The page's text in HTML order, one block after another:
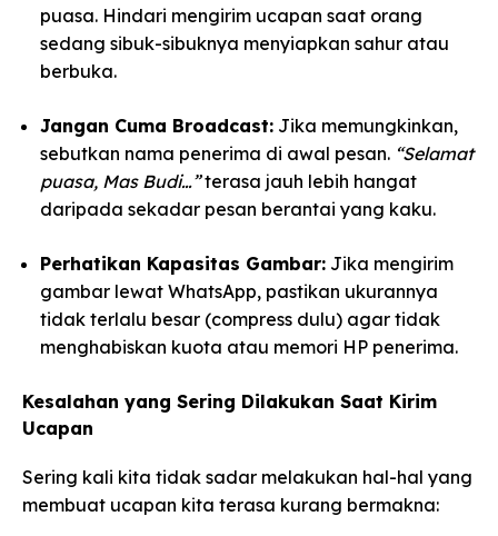
puasa. Hindari mengirim ucapan saat orang
sedang sibuk-sibuknya menyiapkan sahur atau
berbuka.
Jangan Cuma Broadcast: Jika memungkinkan,
sebutkan nama penerima di awal pesan. “Selamat
puasa, Mas Budi…”terasa jauh lebih hangat
daripada sekadar pesan berantai yang kaku.
Perhatikan Kapasitas Gambar: Jika mengirim
gambar lewat WhatsApp, pastikan ukurannya
tidak terlalu besar (compress dulu) agar tidak
menghabiskan kuota atau memori HP penerima.
Kesalahan yang Sering Dilakukan Saat Kirim
Ucapan
Sering kali kita tidak sadar melakukan hal-hal yang
membuat ucapan kita terasa kurang bermakna: